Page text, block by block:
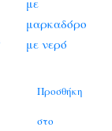
Προσθήκη
στο